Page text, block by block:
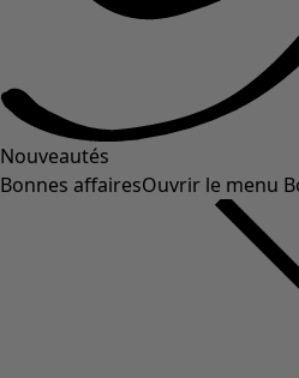
Nouveautés
Bonnes affairesOuvrir le menu